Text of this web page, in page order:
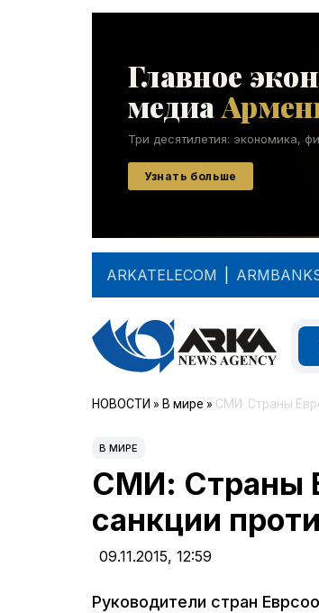
ARKATELECOM
НОВОСТИ » В мире » СМИ: Страны
В МИРЕ
СМИ: Страны
санкции
09.11.2015, 12:59
Руководители стран